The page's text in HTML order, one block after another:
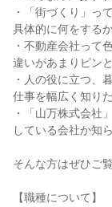
・「街づくり」って
具体的に何をする
・不動産会社って
違いがあまりピン
・人の役に立つ、
仕事を幅広く知りた
・「山万株式会社
している会社か知
そんな方はぜひご
【職種について】